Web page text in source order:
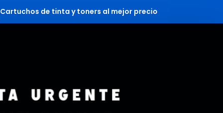
Cartuchos de tinta y toners al mejor precio